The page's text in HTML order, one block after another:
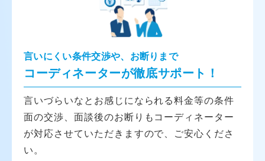
言いにくい条件交渉や、お断りまで
コーディネーターが徹底サポート！
言いづらいなとお感じになられる料金等の条件
面の交渉、面談後のお断りもコーディネーター
が対応させていただきますので、ご安心くださ
い。